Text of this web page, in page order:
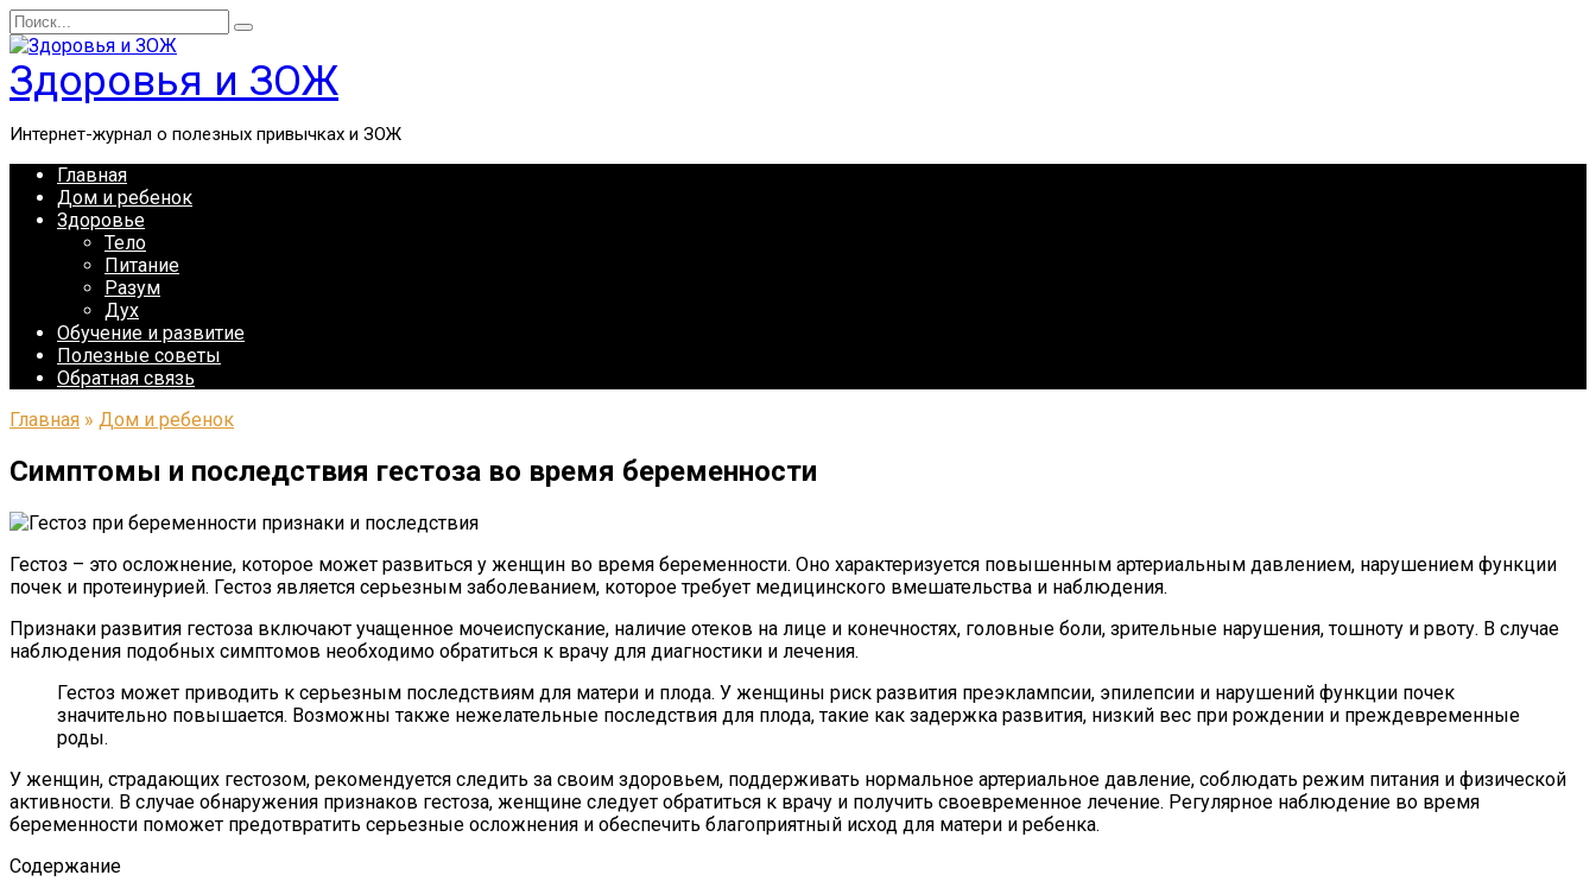
Перейти
к
содержанию
Search
for:
Здоровья и ЗОЖ
Интернет-журнал о полезных привычках и ЗОЖ
Главная
Дом и ребенок
Здоровье
Тело
Питание
Разум
Дух
Обучение и развитие
Полезные советы
Обратная связь
Главная » Дом и ребенок
Симптомы и последствия гестоза во время беременности
Гестоз – это осложнение, которое может развиться у женщин во время беременности. Оно характеризуется повышенным артериальным давлением, нарушением функции
почек и протеинурией. Гестоз является серьезным заболеванием, которое требует медицинского вмешательства и наблюдения.
Признаки развития гестоза включают учащенное мочеиспускание, наличие отеков на лице и конечностях, головные боли, зрительные нарушения, тошноту и рвоту. В случае
наблюдения подобных симптомов необходимо обратиться к врачу для диагностики и лечения.
Гестоз может приводить к серьезным последствиям для матери и плода. У женщины риск развития преэклампсии, эпилепсии и нарушений функции почек
значительно повышается. Возможны также нежелательные последствия для плода, такие как задержка развития, низкий вес при рождении и преждевременные
роды.
У женщин, страдающих гестозом, рекомендуется следить за своим здоровьем, поддерживать нормальное артериальное давление, соблюдать режим питания и физической
активности. В случае обнаружения признаков гестоза, женщине следует обратиться к врачу и получить своевременное лечение. Регулярное наблюдение во время
беременности поможет предотвратить серьезные осложнения и обеспечить благоприятный исход для матери и ребенка.
Содержание